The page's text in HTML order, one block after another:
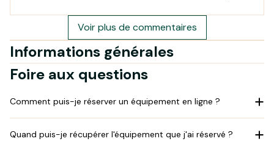
Voir plus de commentaires
Informations générales
Foire aux questions
Comment puis-je réserver un équipement en ligne ?
Quand puis-je récupérer l'équipement que j'ai réservé ?